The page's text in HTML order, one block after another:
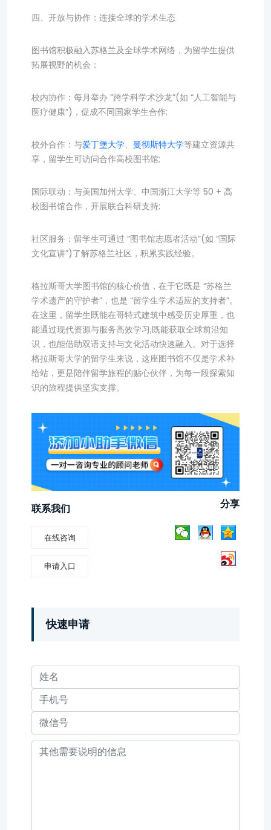
四、开放与协作：连接全球的学术生态
图书馆积极融入苏格兰及全球学术网络，为留学生提供
拓展视野的机会：
校内协作：每月举办 “跨学科学术沙龙”(如 “人工智能与
医疗健康”)，促成不同国家学生合作;
校外合作：与爱丁堡大学、 曼彻斯特大学等建立资源共
享，留学生可访问合作高校图书馆;
国际联动：与美国加州大学、中国浙江大学等 50 + 高
校图书馆合作，开展联合科研支持;
社区服务：留学生可通过 “图书馆志愿者活动”(如 “国际
文化宣讲”)了解苏格兰社区，积累实践经验。
格拉斯哥大学图书馆的核心价值，在于它既是 “苏格兰
学术遗产的守护者”，也是 “留学生学术适应的支持者”。
在这里，留学生既能在哥特式建筑中感受历史厚重，也
能通过现代资源与服务高效学习;既能获取全球前沿知
识，也能借助双语支持与文化活动快速融入。对于选择
格拉斯哥大学的留学生来说，这座图书馆不仅是学术补
给站，更是陪伴留学旅程的贴心伙伴，为每一段探索知
识的旅程提供坚实支撑。
联系我们
在线咨询
申请入口
分享
快速申请